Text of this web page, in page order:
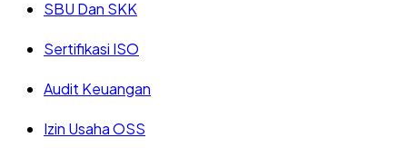
SBU Dan SKK
Sertifikasi ISO
Audit Keuangan
Izin Usaha OSS